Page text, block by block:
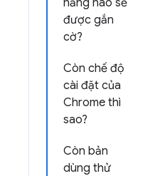
năng nào sẽ
được gắn
cờ?
Còn chế độ
cài đặt của
Chrome thì
sao?
Còn bản
dùng thử